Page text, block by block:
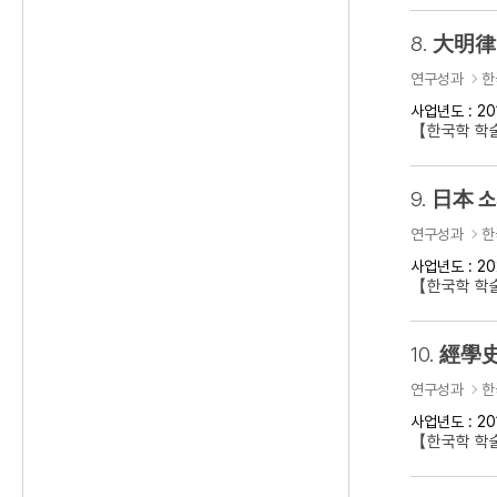
8. 大明律
연구성과
사업년도 :
【한국학
9. 日本
연구성과
사업년도 :
【한국학
10. 經學
연구성과
사업년도 :
【한국학